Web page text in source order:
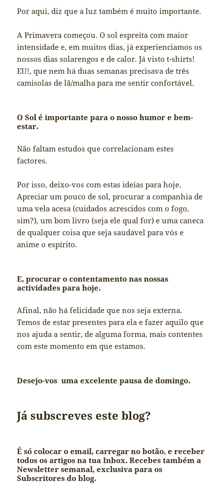
Por aqui, diz que a luz também é muito importante.
A Primavera começou. O sol espreita com maior
intensidade e, em muitos dias, já experienciamos os
nossos dias solarengos e de calor. Já visto t-shirts!
EU!, que nem há duas semanas precisava de três
camisolas de lã/malha para me sentir confortável.
O Sol é importante para o nosso humor e bem-
estar.
Não faltam estudos que correlacionam estes
factores.
Por isso, deixo-vos com estas ideias para hoje.
Apreciar um pouco de sol, procurar a companhia de
uma vela acesa (cuidados acrescidos com o fogo,
sim?), um bom livro (seja ele qual for) e uma caneca
de qualquer coisa que seja saudável para vós e
anime o espírito.
E, procurar o contentamento nas nossas
actividades para hoje.
Afinal, não há felicidade que nos seja externa.
Temos de estar presentes para ela e fazer aquilo que
nos ajuda a sentir, de alguma forma, mais contentes
com este momento em que estamos.
Desejo-vos uma excelente pausa de domingo.
Já subscreves este blog?
É só colocar o email, carregar no botão, e receber
todos os artigos na tua Inbox. Recebes também a
Newsletter semanal, exclusiva para os
Subscritores do blog.